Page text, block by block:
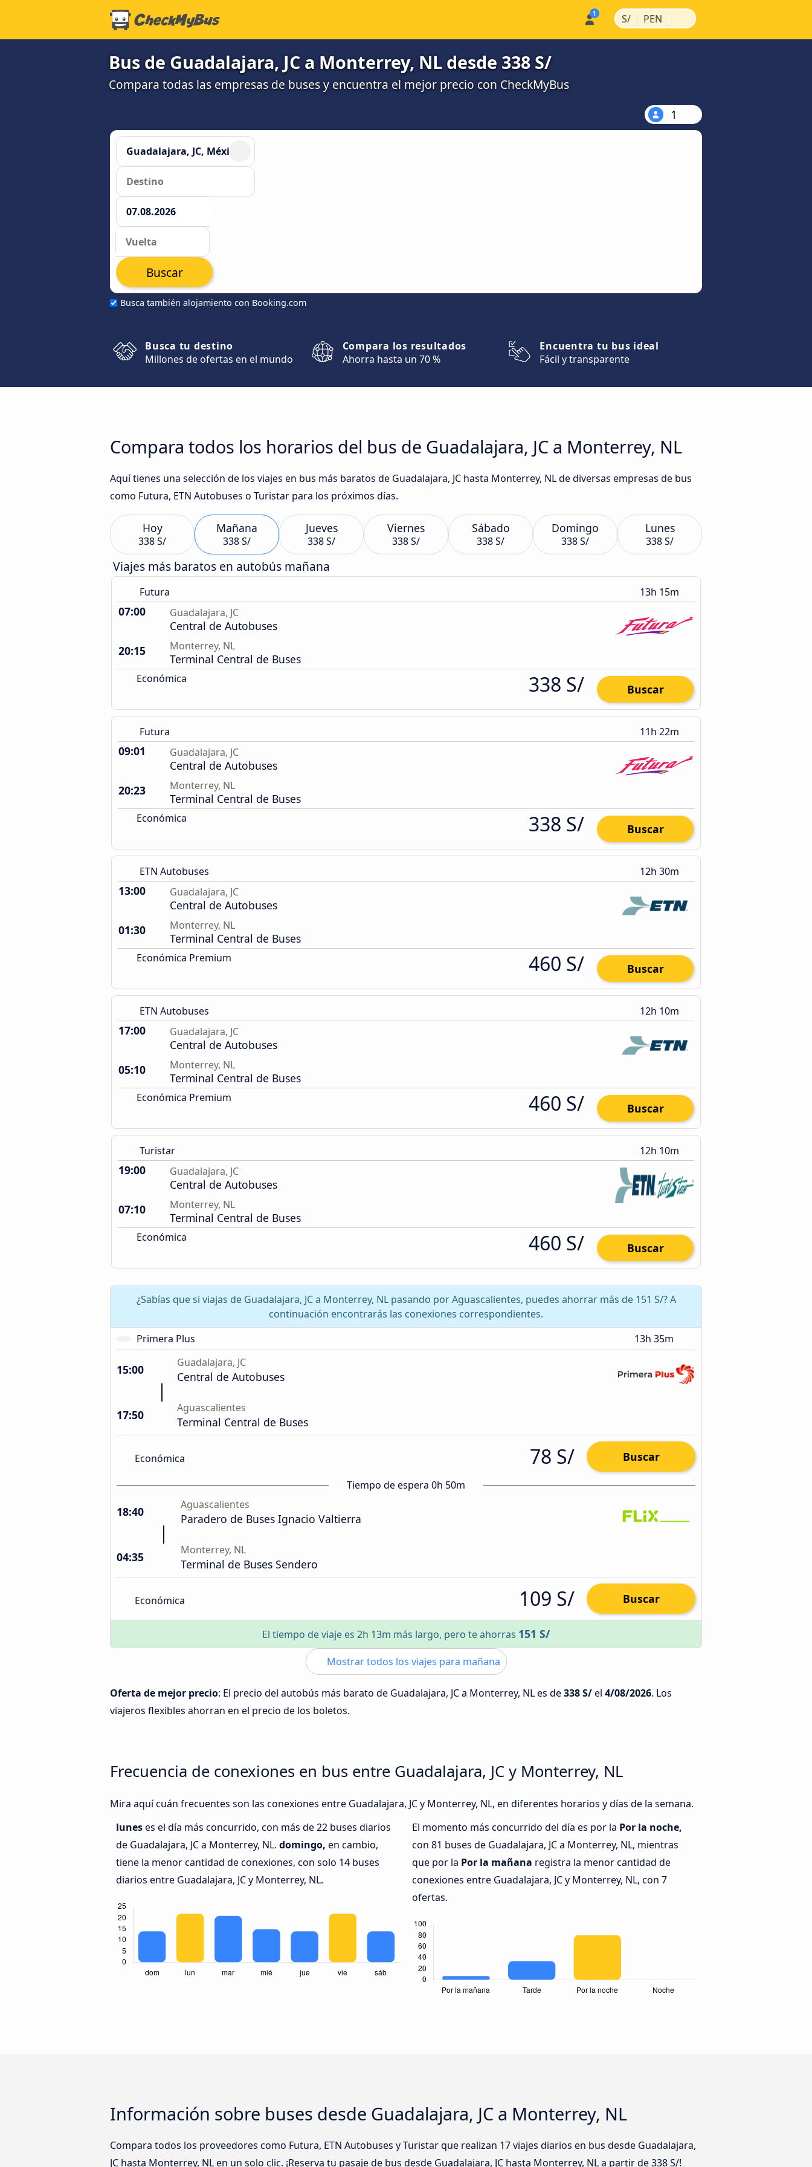
S/ | PEN |
Bus de Guadalajara, JC a Monterrey, NL desde 338 S/
Compara todas las empresas de buses y encuentra el mejor precio con CheckMyBus
1
Busca también alojamiento con Booking.com
Buscar
Busca tu destino
Millones de ofertas en el mundo
Compara los resultados
Ahorra hasta un 70 %
Encuentra tu bus ideal
Fácil y transparente
Compara todos los horarios del bus de Guadalajara, JC a Monterrey, NL
Aquí tienes una selección de los viajes en bus más baratos de Guadalajara, JC hasta Monterrey, NL de diversas empresas de bus
como Futura, ETN Autobuses o Turistar para los próximos días.
Hoy
338 S/
Mañana
338 S/
Jueves
338 S/
Viernes
338 S/
Sábado
338 S/
Domingo
338 S/
Lunes
338 S/
Viajes más baratos en autobús mañana
Futura 13h 15m
07:00 Guadalajara, JC
Central de Autobuses
20:15
Monterrey, NL
Terminal Central de Buses
Económica 338 S/ Buscar
Futura 11h 22m
09:01 Guadalajara, JC
Central de Autobuses
20:23
Monterrey, NL
Terminal Central de Buses
Económica 338 S/ Buscar
ETN Autobuses 12h 30m
13:00 Guadalajara, JC
Central de Autobuses
01:30
Monterrey, NL
Terminal Central de Buses
Económica Premium 460 S/ Buscar
ETN Autobuses 12h 10m
17:00 Guadalajara, JC
Central de Autobuses
05:10
Monterrey, NL
Terminal Central de Buses
Económica Premium 460 S/ Buscar
Turistar 12h 10m
19:00 Guadalajara, JC
Central de Autobuses
07:10
Monterrey, NL
Terminal Central de Buses
Económica 460 S/ Buscar
¿Sabías que si viajas de Guadalajara, JC a Monterrey, NL pasando por Aguascalientes, puedes ahorrar más de 151 S/? A
continuación encontrarás las conexiones correspondientes.
Primera Plus
13h 35m
15:00 Guadalajara, JC
Central de Autobuses
17:50 Aguascalientes
Terminal Central de Buses
Económica 78 S/ Buscar
Tiempo de espera 0h 50m
18:40 Aguascalientes
Paradero de Buses Ignacio Valtierra
04:35 Monterrey, NL
Terminal de Buses Sendero
Económica 109 S/ Buscar
El tiempo de viaje es 2h 13m más largo, pero te ahorras 151 S/
Mostrar todos los viajes para mañana
Oferta de mejor precio: El precio del autobús más barato de Guadalajara, JC a Monterrey, NL es de338 S/el 4/08/2026. Los
viajeros flexibles ahorran en el precio de los boletos.
Frecuencia de conexiones en bus entre Guadalajara, JC y Monterrey, NL
Mira aquí cuán frecuentes son las conexiones entre Guadalajara, JC y Monterrey, NL, en diferentes horarios y días de la semana.
luneses el día más concurrido, con más de 22 buses diarios
de Guadalajara, JC a Monterrey, NL. domingo, en cambio,
tiene la menor cantidad de conexiones, con solo 14 buses
diarios entre Guadalajara, JC y Monterrey, NL.
El momento más concurrido del día es por la Por la noche,
con 81 buses de Guadalajara, JC a Monterrey, NL, mientras
que por la Por la mañana registra la menor cantidad de
conexiones entre Guadalajara, JC y Monterrey, NL, con 7
ofertas.
Información sobre buses desde Guadalajara, JC a Monterrey, NL
Compara todos los proveedores como Futura, ETN Autobuses y Turistar que realizan 17 viajes diarios en bus desde Guadalajara,
JC hasta Monterrey, NL en un solo clic. ¡Reserva tu pasaje de bus desde Guadalajara, JC hasta Monterrey, NL a partir de 338 S/!